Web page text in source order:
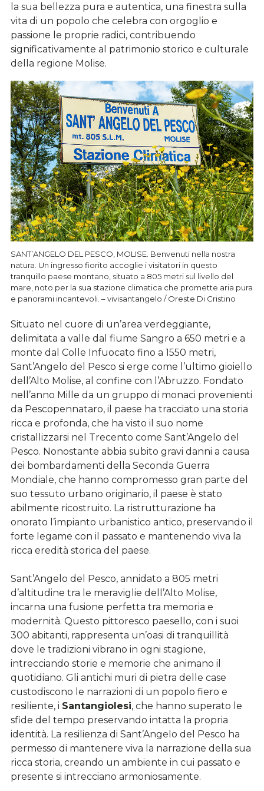
la sua bellezza pura e autentica, una finestra sulla
vita di un popolo che celebra con orgoglio e
passione le proprie radici, contribuendo
significativamente al patrimonio storico e culturale
della regione Molise.
SANT’ANGELO DEL PESCO, MOLISE. Benvenuti nella nostra
natura. Un ingresso fiorito accoglie i visitatori in questo
tranquillo paese montano, situato a 805 metri sul livello del
mare, noto per la sua stazione climatica che promette aria pura
e panorami incantevoli. – vivisantangelo / Oreste Di Cristino
Situato nel cuore di un’area verdeggiante,
delimitata a valle dal fiume Sangro a 650 metri e a
monte dal Colle Infuocato fino a 1550 metri,
Sant’Angelo del Pesco si erge come l’ultimo gioiello
dell’Alto Molise, al confine con l’Abruzzo. Fondato
nell’anno Mille da un gruppo di monaci provenienti
da Pescopennataro, il paese ha tracciato una storia
ricca e profonda, che ha visto il suo nome
cristallizzarsi nel Trecento come Sant’Angelo del
Pesco. Nonostante abbia subito gravi danni a causa
dei bombardamenti della Seconda Guerra
Mondiale, che hanno compromesso gran parte del
suo tessuto urbano originario, il paese è stato
abilmente ricostruito. La ristrutturazione ha
onorato l’impianto urbanistico antico, preservando il
forte legame con il passato e mantenendo viva la
ricca eredità storica del paese.
Sant’Angelo del Pesco, annidato a 805 metri
d’altitudine tra le meraviglie dell’Alto Molise,
incarna una fusione perfetta tra memoria e
modernità. Questo pittoresco paesello, con i suoi
300 abitanti, rappresenta un’oasi di tranquillità
dove le tradizioni vibrano in ogni stagione,
intrecciando storie e memorie che animano il
quotidiano. Gli antichi muri di pietra delle case
custodiscono le narrazioni di un popolo fiero e
resiliente, i Santangiolesi, che hanno superato le
sfide del tempo preservando intatta la propria
identità. La resilienza di Sant’Angelo del Pesco ha
permesso di mantenere viva la narrazione della sua
ricca storia, creando un ambiente in cui passato e
presente si intrecciano armoniosamente.